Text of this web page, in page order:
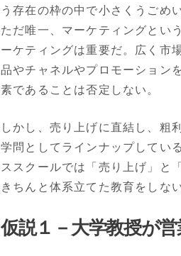
う存在の枠の中で小さくうごめ
ただ唯一、マーケティングとい
ーケティングは重要だ。広く市
品やチャネルやプロモーション
素であることは否定しない。
しかし、売り上げに直結し、粗
学問としてラインナップしてい
ススクールでは「売り上げ」と
きちんと体系立てた教育をしな
仮説１－大学教授が